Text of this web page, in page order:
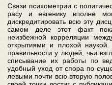
Связи психометрии с
расу и евгенику вполне
дискредитировать всю эту
самом деле этот факт
неизбежной корреляции
открытиями и плохой наукой.
правильности у людей, чьи
списывание их работы по
удобный уход от спора по
левыми почти всю вторую